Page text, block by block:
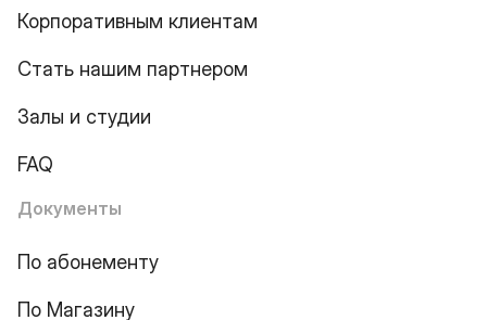
Корпоративным клиентам
Стать нашим партнером
Залы и студии
FAQ
Документы
По абонементу
По Магазину